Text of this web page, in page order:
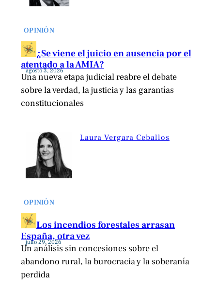
OPINIÓN
¿Se viene el juicio en ausencia por el
atentado a la AMIA?
agosto 3, 2026
Una nueva etapa judicial reabre el debate
sobre la verdad, la justicia y las garantías
constitucionales
Laura Vergara Ceballos
OPINIÓN
Los incendios forestales arrasan
España, otra vez
julio 29, 2026
Un análisis sin concesiones sobre el
abandono rural, la burocracia y la soberanía
perdida